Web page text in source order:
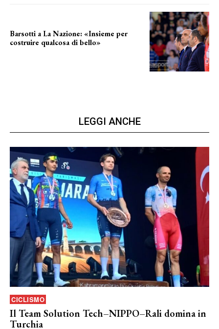
Barsotti a La Nazione: «Insieme per
costruire qualcosa di bello»
LEGGI ANCHE
CICLISMO
Il Team Solution Tech–NIPPO–Rali domina in
Turchia